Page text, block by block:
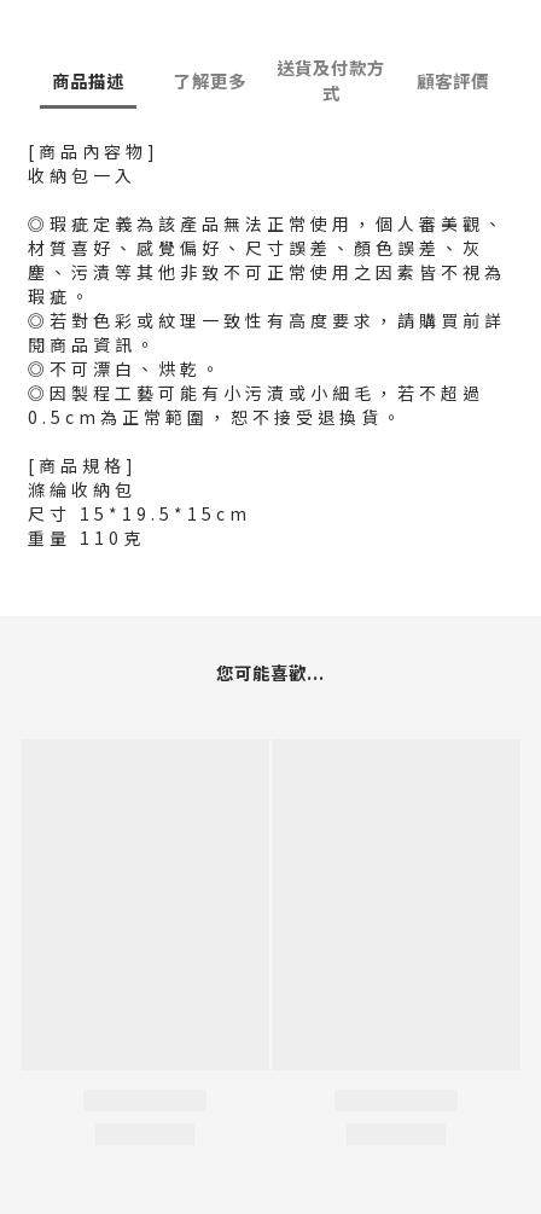
商品描述 了解更多
送貨及付款方
式
顧客評價
[商品內容物]
收納包一入
◎瑕疵定義為該產品無法正常使用，個人審美觀、
材質喜好、感覺偏好、尺寸誤差、顏色誤差、灰
塵、污漬等其他非致不可正常使用之因素皆不視為
瑕疵。
◎若對色彩或紋理一致性有高度要求，請購買前詳
閱商品資訊。
◎不可漂白、烘乾。
◎因製程工藝可能有小污漬或小細毛，若不超過
0.5cm為正常範圍，恕不接受退換貨。
[商品規格]
滌綸收納包
尺寸 15*19.5*15cm
重量 110克
您可能喜歡...